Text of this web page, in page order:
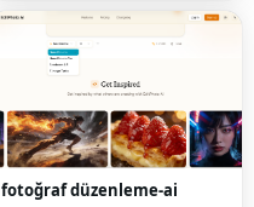
fotoğraf düzenleme-ai